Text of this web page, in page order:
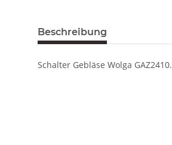
Beschreibung
Schalter Gebläse Wolga GAZ2410.